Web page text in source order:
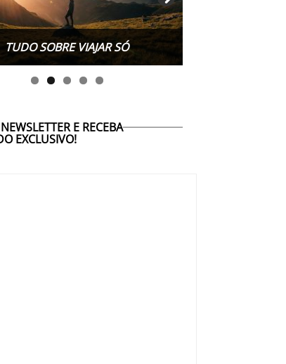
TUDO SOBRE VIAJAR SÓ
SOBRE WORK EXCHANGE
E RECEBA
EXCLUSIVO!